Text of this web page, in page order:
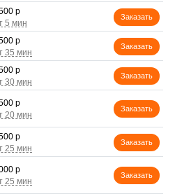
р
Заказать
р
Заказать
р
Заказать
р
Заказать
р
Заказать
р
Заказать